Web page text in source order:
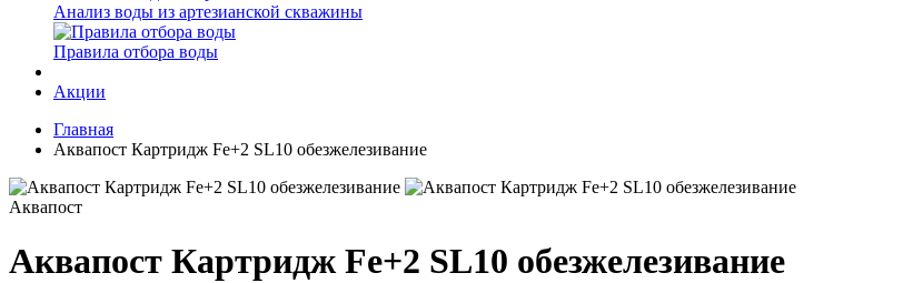
Анализ воды из артезианской скважины
Правила отбора воды
Акции
Главная
Аквапост Картридж Fe+2 SL10 обезжелезивание
Аквапост
Аквапост Картридж Fe+2 SL10 обезжелезивание